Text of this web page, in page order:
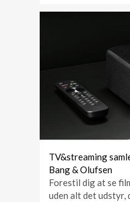
TV&streaming
Bang & Olufsen
Forestil dig at se
uden alt det udstyr,